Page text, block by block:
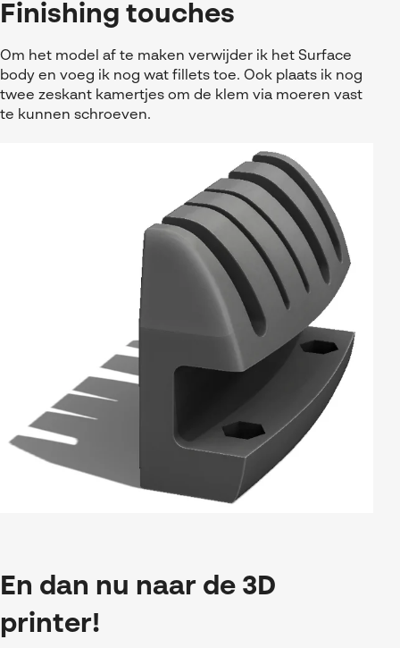
Finishing touches
Om het model af te maken verwijder ik het Surface
body en voeg ik nog wat fillets toe. Ook plaats ik nog
twee zeskant kamertjes om de klem via moeren vast
te kunnen schroeven.
En dan nu naar de 3D
printer!